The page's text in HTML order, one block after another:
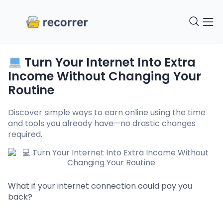
Turn Your Internet Into Extra
Income Without Changing Your
Routine
Discover simple ways to earn online using the time
and tools you already have—no drastic changes
required.
What if your internet connection could pay you
back?